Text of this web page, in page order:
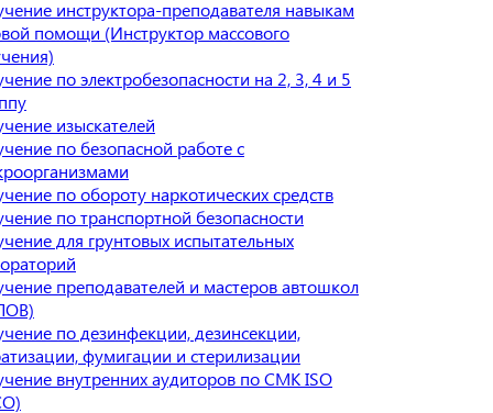
инструктора-преподавателя навыкам
помощи (Инструктор массового
по электробезопасности на 2, 3, 4 и 5
изыскателей
по безопасной работе с
по обороту наркотических средств
по транспортной безопасности
для грунтовых испытательных
преподавателей и мастеров автошкол
по дезинфекции, дезинсекции,
фумигации и стерилизации
внутренних аудиторов по СМК ISO